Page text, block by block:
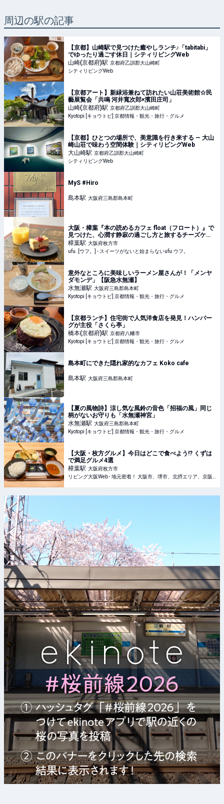
周辺の駅の記事
【京都】山崎駅で見つけた癒やしランチ♪「tabitabi」
でゆったり過ごす休日｜シティリビングWeb
山崎(京都府)駅 京都府乙訓郡大山崎町
シティリビングWeb
【京都アート】新緑浴兼ねて訪れたい山荘美術館☆民
藝展覧会「共鳴 河井寬次郎×濱田庄司」
山崎(京都府)駅 京都府乙訓郡大山崎町
Kyotopi [キョウトピ] 京都情報・観光・旅行・グルメ
【京都】ひとつの場所で、美意識を行き来する — 大山
崎山荘で味わう空間体験｜シティリビングWeb
大山崎駅 京都府乙訓郡大山崎町
シティリビングWeb
MyS #Hiro
島本駅 大阪府三島郡島本町
大阪・樟葉『本の読めるカフェ float（フロート）』で
見つけた、心潤す静寂の過ごし方と旅するチーズケー
キ - ufu. [ウフ。]
樟葉駅 大阪府枚方市
ufu. [ウフ。] - スイーツがないと始まらないufu.ウフ。
意外なところに美味しいラーメン屋さんが！「メンヤ
ダモンデ」【阪急水無瀬】
水無瀬駅 大阪府三島郡島本町
Kyotopi [キョウトピ] 京都情報・観光・旅行・グルメ
【京都ランチ】住宅街で人気洋食店を発見！ハンバー
グが主役「さくら亭」
橋本(京都府)駅 京都府八幡市
Kyotopi [キョウトピ] 京都情報・観光・旅行・グルメ
島本町にできた隠れ家的なカフェ Koko cafe
島本駅 大阪府三島郡島本町
【夏の風物詩】涼し気な風鈴の音色「招福の風」同じ
柄がないお守りも「水無瀬神宮」
水無瀬駅 大阪府三島郡島本町
Kyotopi [キョウトピ] 京都情報・観光・旅行・グルメ
【大阪・枚方グルメ】今日はどこで食べよう!? くずは
で満足グルメ4選
樟葉駅 大阪府枚方市